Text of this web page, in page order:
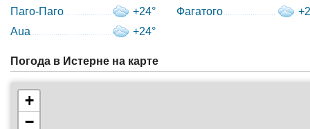
Паго-Паго
+24°
Aua
+24°
Фагатого
Погода в Истерне на карте
+
−